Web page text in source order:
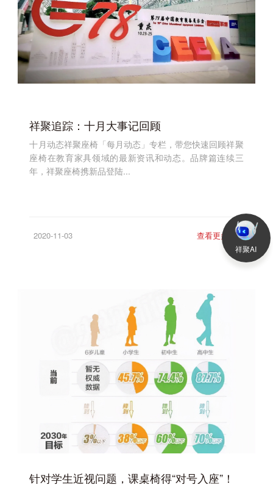
祥聚追踪：十月大事记回顾
十月动态祥聚座椅「每月动态」专栏，带您快速回顾祥聚
座椅在教育家具领域的最新资讯和动态。品牌篇连续三
年，祥聚座椅携新品登陆...
2020-11-03 查看更多 >
针对学生近视问题，课桌椅得“对号入座”！
祥聚AI